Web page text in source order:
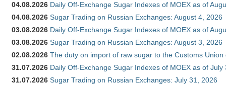
04.08.2026 Daily Off-Exchange Sugar Indexes of MOEX as of
04.08.2026 Sugar Trading on Russian Exchanges: August 4, 2026
03.08.2026 Daily Off-Exchange Sugar Indexes of MOEX as of
03.08.2026 Sugar Trading on Russian Exchanges: August 3, 2026
02.08.2026 The duty on import of raw sugar to the Customs
31.07.2026 Daily Off-Exchange Sugar Indexes of MOEX as of July
31.07.2026 Sugar Trading on Russian Exchanges: July 31, 2026